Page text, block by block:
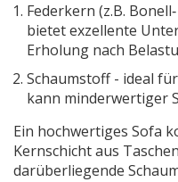
Federkern (z.B.
bietet exzellente
Erholung nach
Schaumstoff- ideal für
kann minderwertiger
Ein hochwertiges Sofa
Kernschicht aus
darüberliegende